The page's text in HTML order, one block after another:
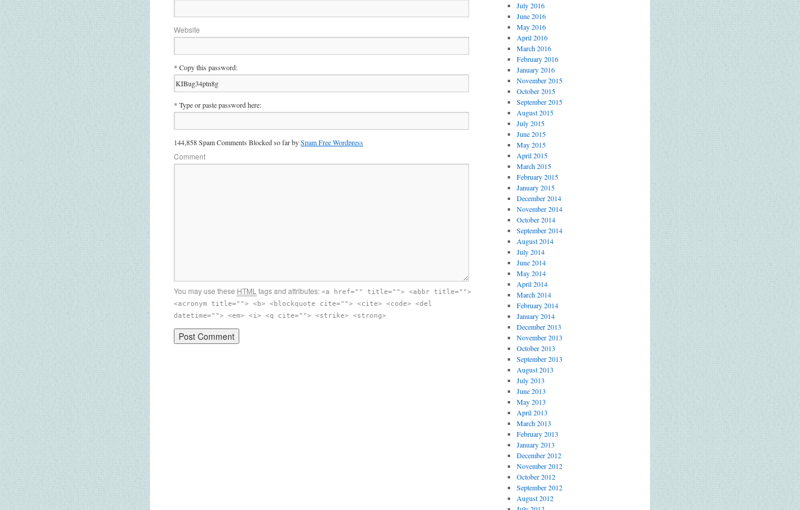
Website
* Copy this password:
* Type or paste password here:
144,858 Spam Comments Blocked so far bySpam Free Wordpress
Comment
You may use these HTML tags and attributes: <a href="" title=""> <abbr title="">
<acronym title=""> <b> <blockquote cite=""> <cite> <code> <del
datetime=""> <em> <i> <q cite=""> <strike> <strong>
July 2016
June 2016
May 2016
April 2016
March 2016
February 2016
January 2016
November 2015
October 2015
September 2015
August 2015
July 2015
June 2015
May 2015
April 2015
March 2015
February 2015
January 2015
December 2014
November 2014
October 2014
September 2014
August 2014
July 2014
June 2014
May 2014
April 2014
March 2014
February 2014
January 2014
December 2013
November 2013
October 2013
September 2013
August 2013
July 2013
June 2013
May 2013
April 2013
March 2013
February 2013
January 2013
December 2012
November 2012
October 2012
September 2012
August 2012